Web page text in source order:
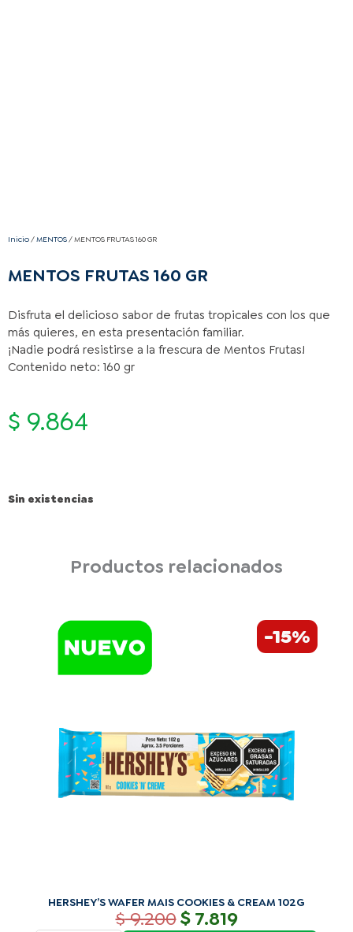
Inicio/MENTOS/ MENTOS FRUTAS 160 GR
MENTOS FRUTAS 160 GR
Disfruta el delicioso sabor de frutas tropicales con los que
más quieres, en esta presentación familiar.
¡Nadie podrá resistirse a la frescura de Mentos Frutas!
Contenido neto: 160 gr
$ 9.864
Sin existencias
Productos relacionados
-15%
HERSHEY’S WAFER MAIS COOKIES & CREAM 102G
$9.200$7.819
precio
actual
HERSHEY'S
WAFER
COOKIES
cantidad